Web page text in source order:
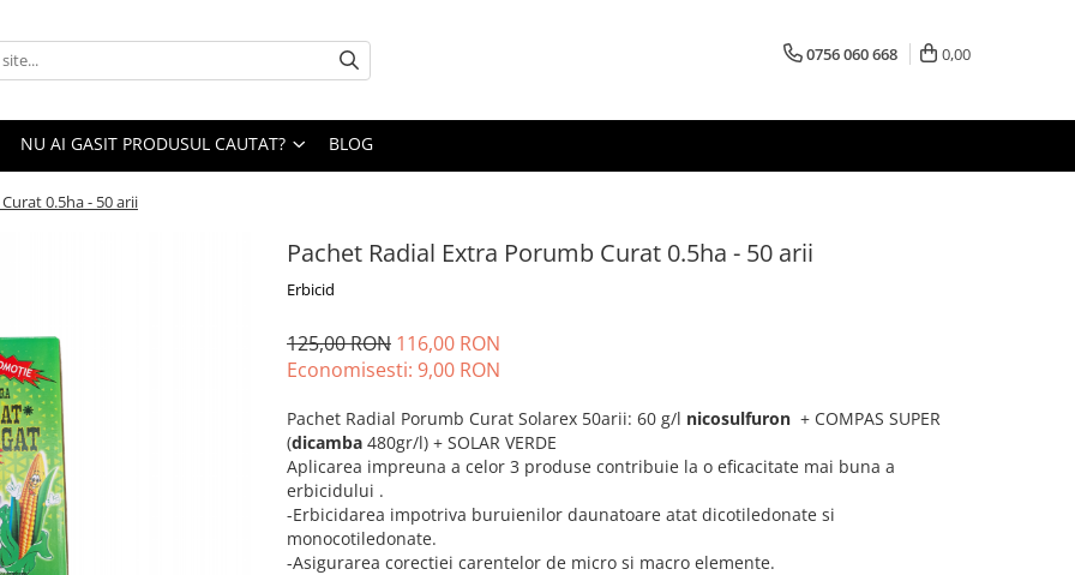
0756 060 668 0,00
NU AI GASIT PRODUSUL CAUTAT? BLOG
0.5ha - 50 arii
Pachet Radial Extra Porumb Curat 0.5ha - 50 arii
Erbicid
125,00 RON 116,00 RON
Economisesti: 9,00 RON
Pachet Radial Porumb Curat Solarex 50arii: 60 g/l nicosulfuron + COMPAS SUPER
(dicamba 480gr/l) + SOLAR VERDE
Aplicarea impreuna a celor 3 produse contribuie la o eficacitate mai buna a
erbicidului .
-Erbicidarea impotriva buruienilor daunatoare atat dicotiledonate si
monocotiledonate.
-Asigurarea corectiei carentelor de micro si macro elemente.